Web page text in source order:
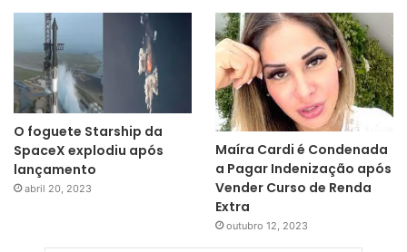
O foguete Starship da
SpaceX explodiu após
lançamento
abril 20, 2023
Maíra Cardi é Condenada
a Pagar Indenização após
Vender Curso de Renda
Extra
outubro 12, 2023